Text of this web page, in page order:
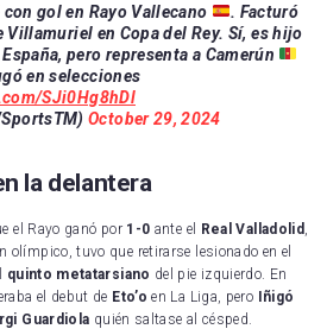
gol en Rayo Vallecano
. Facturó
en Copa del Rey. Sí, es hijo
pero representa a Camerún
en selecciones
SJi0Hg8hDl
October 29, 2024
la delantera
el Rayo ganó por 1-0 ante el Real Valladolid
olímpico, tuvo que retirarse lesionado en el
quinto metatarsiano del pie izquierdo. En
el debut de Eto’o en La Liga, pero Iñigó
Guardiola quién saltase al césped.